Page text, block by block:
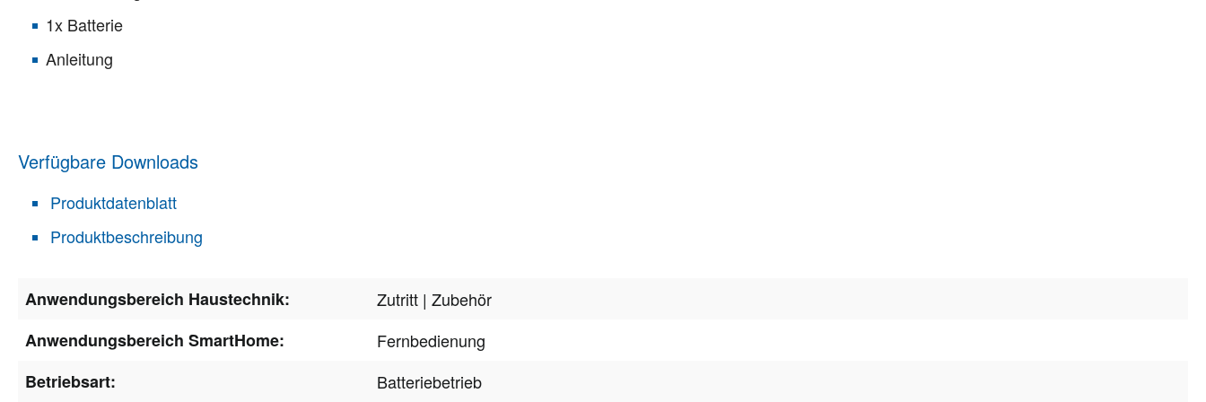
1x Batterie
Anleitung
Verfügbare Downloads
Produktdatenblatt
Produktbeschreibung
Anwendungsbereich Haustechnik: Zutritt | Zubehör
Anwendungsbereich SmartHome:
Fernbedienung
Betriebsart:
Batteriebetrieb